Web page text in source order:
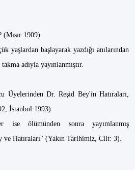
(Mısır 1909)
yaşlardan başlayarak yazdığı anılarından
adıyla yayınlanmıştır.
Üyelerinden Dr. Reşid Bey'in Hatıraları,
İstanbul 1993)
ise ölümünden sonra yayımlanmış
ve Hatıraları" (Yakın Tarihimiz, Cilt: 3).